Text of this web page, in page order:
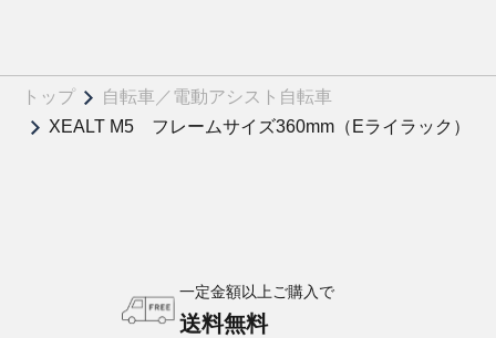
トップ
自転車／電動アシスト自転車
XEALT M5 フレームサイズ360mm（Eライラック）
一定金額以上ご購入で
送料無料